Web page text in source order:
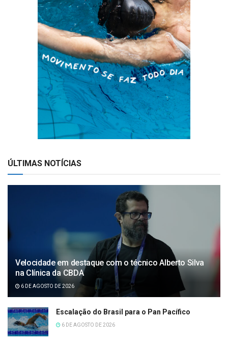
ÚLTIMAS NOTÍCIAS
Velocidade em destaque com o técnico Alberto Silva
na Clínica da CBDA
6 DE AGOSTO DE 2026
Escalação do Brasil para o Pan Pacífico
6 DE AGOSTO DE 2026